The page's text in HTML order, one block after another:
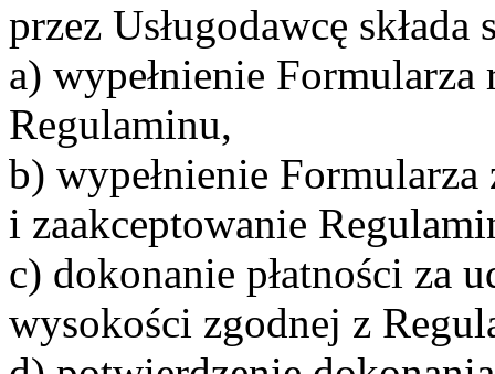
przez Usługodawcę
a) wypełnienie
Regulaminu,
b) wypełnienie Formularza
i zaakceptowanie
c) dokonanie płatności za
wysokości zgodnej z